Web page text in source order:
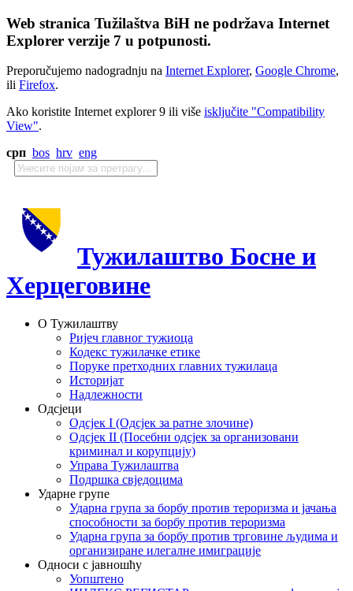
Web stranica Tužilaštva BiH ne podržava Internet
Explorer verzije 7 u potpunosti.
Preporučujemo nadogradnju na Internet Explorer, Google Chrome,
ili Firefox.
Ako koristite Internet explorer 9 ili više isključite "Compatibility
View".
срп bos hrv eng
Тужилаштво Босне и
Херцеговине
О Тужилаштву
Ријеч главног тужиоца
Кодекс тужилачке етике
Поруке претходних главних тужилаца
Историјат
Надлежности
Одсјеци
Одсјек I (Одсјек за ратне злочине)
Одсјек II (Посебни одсјек за организовани
криминал и корупцију)
Управа Тужилаштва
Подршка свједоцима
Ударне групе
Ударна група за борбу против тероризма и јачања
способности за борбу против тероризма
Ударна група за борбу против трговине људима и
организиране илегалне имиграције
Односи с јавношћу
Уопштено